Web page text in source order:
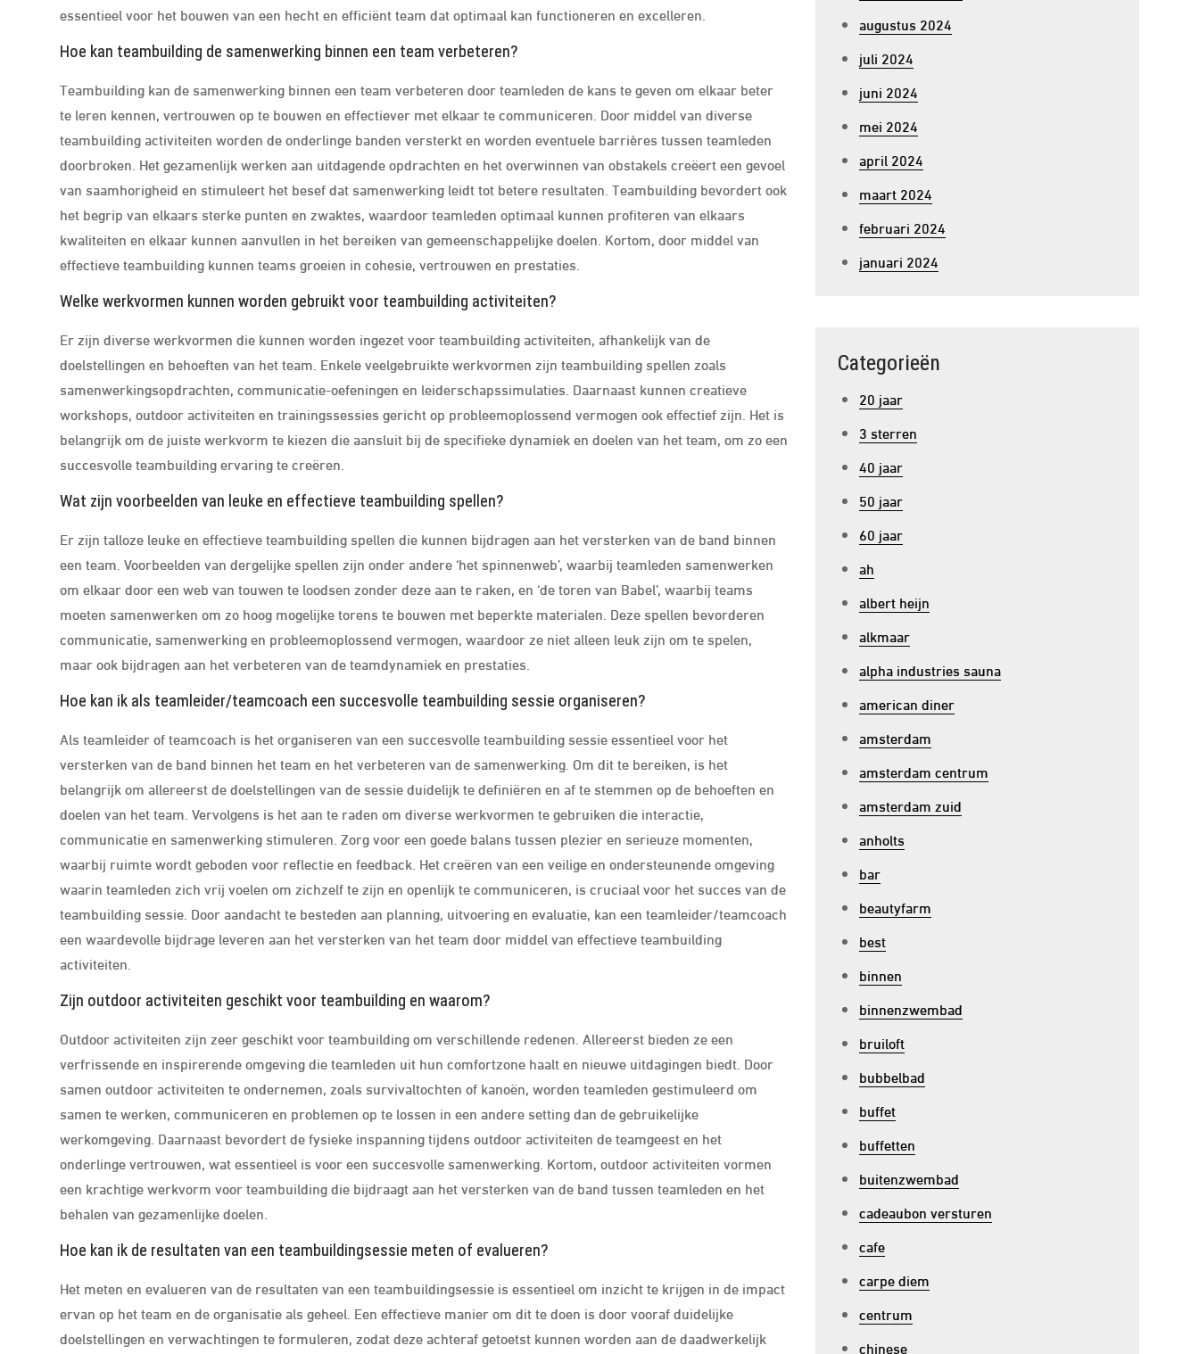
essentieel voor het bouwen van een hecht en efficiënt team dat optimaal kan functioneren en excelleren.
Hoe kan teambuilding de samenwerking binnen een team verbeteren?
Teambuilding kan de samenwerking binnen een team verbeteren door teamleden de kans te geven om elkaar beter
te leren kennen, vertrouwen op te bouwen en effectiever met elkaar te communiceren. Door middel van diverse
teambuilding activiteiten worden de onderlinge banden versterkt en worden eventuele barrières tussen teamleden
doorbroken. Het gezamenlijk werken aan uitdagende opdrachten en het overwinnen van obstakels creëert een gevoel
van saamhorigheid en stimuleert het besef dat samenwerking leidt tot betere resultaten. Teambuilding bevordert ook
het begrip van elkaars sterke punten en zwaktes, waardoor teamleden optimaal kunnen profiteren van elkaars
kwaliteiten en elkaar kunnen aanvullen in het bereiken van gemeenschappelijke doelen. Kortom, door middel van
effectieve teambuilding kunnen teams groeien in cohesie, vertrouwen en prestaties.
Welke werkvormen kunnen worden gebruikt voor teambuilding activiteiten?
Er zijn diverse werkvormen die kunnen worden ingezet voor teambuilding activiteiten, afhankelijk van de
doelstellingen en behoeften van het team. Enkele veelgebruikte werkvormen zijn teambuilding spellen zoals
samenwerkingsopdrachten, communicatie-oefeningen en leiderschapssimulaties. Daarnaast kunnen creatieve
workshops, outdoor activiteiten en trainingssessies gericht op probleemoplossend vermogen ook effectief zijn. Het is
belangrijk om de juiste werkvorm te kiezen die aansluit bij de specifieke dynamiek en doelen van het team, om zo een
succesvolle teambuilding ervaring te creëren.
Wat zijn voorbeelden van leuke en effectieve teambuilding spellen?
Er zijn talloze leuke en effectieve teambuilding spellen die kunnen bijdragen aan het versterken van de band binnen
een team. Voorbeelden van dergelijke spellen zijn onder andere ‘het spinnenweb’, waarbij teamleden samenwerken
om elkaar door een web van touwen te loodsen zonder deze aan te raken, en ‘de toren van Babel’, waarbij teams
moeten samenwerken om zo hoog mogelijke torens te bouwen met beperkte materialen. Deze spellen bevorderen
communicatie, samenwerking en probleemoplossend vermogen, waardoor ze niet alleen leuk zijn om te spelen,
maar ook bijdragen aan het verbeteren van de teamdynamiek en prestaties.
Hoe kan ik als teamleider/teamcoach een succesvolle teambuilding sessie organiseren?
Als teamleider of teamcoach is het organiseren van een succesvolle teambuilding sessie essentieel voor het
versterken van de band binnen het team en het verbeteren van de samenwerking. Om dit te bereiken, is het
belangrijk om allereerst de doelstellingen van de sessie duidelijk te definiëren en af te stemmen op de behoeften en
doelen van het team. Vervolgens is het aan te raden om diverse werkvormen te gebruiken die interactie,
communicatie en samenwerking stimuleren. Zorg voor een goede balans tussen plezier en serieuze momenten,
waarbij ruimte wordt geboden voor reflectie en feedback. Het creëren van een veilige en ondersteunende omgeving
waarin teamleden zich vrij voelen om zichzelf te zijn en openlijk te communiceren, is cruciaal voor het succes van de
teambuilding sessie. Door aandacht te besteden aan planning, uitvoering en evaluatie, kan een teamleider/teamcoach
een waardevolle bijdrage leveren aan het versterken van het team door middel van effectieve teambuilding
activiteiten.
Zijn outdoor activiteiten geschikt voor teambuilding en waarom?
Outdoor activiteiten zijn zeer geschikt voor teambuilding om verschillende redenen. Allereerst bieden ze een
verfrissende en inspirerende omgeving die teamleden uit hun comfortzone haalt en nieuwe uitdagingen biedt. Door
samen outdoor activiteiten te ondernemen, zoals survivaltochten of kanoën, worden teamleden gestimuleerd om
samen te werken, communiceren en problemen op te lossen in een andere setting dan de gebruikelijke
werkomgeving. Daarnaast bevordert de fysieke inspanning tijdens outdoor activiteiten de teamgeest en het
onderlinge vertrouwen, wat essentieel is voor een succesvolle samenwerking. Kortom, outdoor activiteiten vormen
een krachtige werkvorm voor teambuilding die bijdraagt aan het versterken van de band tussen teamleden en het
behalen van gezamenlijke doelen.
Hoe kan ik de resultaten van een teambuildingsessie meten of evalueren?
Het meten en evalueren van de resultaten van een teambuildingsessie is essentieel om inzicht te krijgen in de impact
ervan op het team en de organisatie als geheel. Een effectieve manier om dit te doen is door vooraf duidelijke
doelstellingen en verwachtingen te formuleren, zodat deze achteraf getoetst kunnen worden aan de daadwerkelijk
augustus 2024
juli 2024
juni 2024
mei 2024
april 2024
maart 2024
februari 2024
januari 2024
Categorieën
20 jaar
3 sterren
40 jaar
50 jaar
60 jaar
ah
albert heijn
alkmaar
alpha industries sauna
american diner
amsterdam
amsterdam centrum
amsterdam zuid
anholts
bar
beautyfarm
best
binnen
binnenzwembad
bruiloft
bubbelbad
buffet
buffetten
buitenzwembad
cadeaubon versturen
cafe
carpe diem
centrum
chinese